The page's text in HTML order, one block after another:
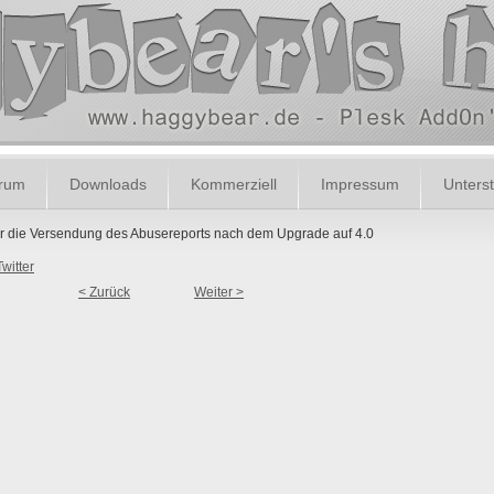
Downloads Kommerziell Impressum
die Versendung des Abusereports nach dem Upgrade auf 4.0
< Zurück
Weiter >